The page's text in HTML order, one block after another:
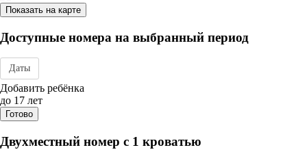
Показать на карте
Доступные номера на выбранный период
Даты
Дата заезда - отъезда
Добавить ребёнка
до 17 лет
Готово
Двухместный номер с 1 кроватью